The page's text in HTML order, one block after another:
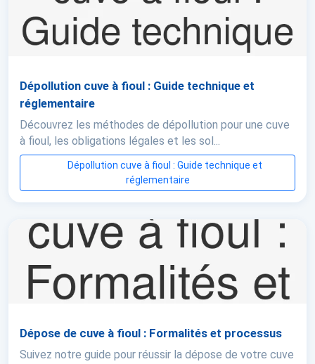
Dépollution cuve à fioul : Guide technique et
réglementaire
Découvrez les méthodes de dépollution pour une cuve
à fioul, les obligations légales et les sol...
Dépollution cuve à fioul : Guide technique et
réglementaire
Dépose de cuve à fioul : Formalités et processus
Suivez notre guide pour réussir la dépose de votre cuve